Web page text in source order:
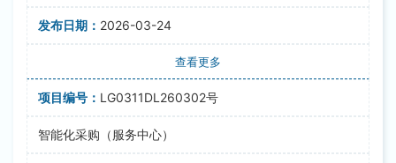
2026-03-24
查看更多
LG0311DL260302号
智能化采购（服务中心）